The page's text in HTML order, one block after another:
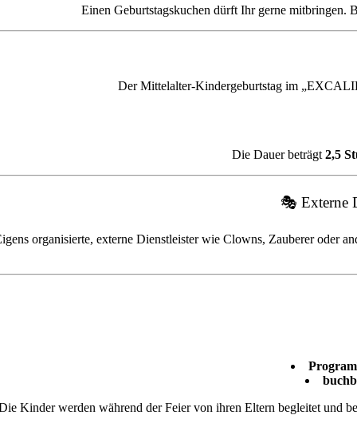
Einen Geburtstagskuchen dürft Ihr gerne mitbringen.
Der Mittelalter-Kindergeburtstag im
Die Dauer beträgt 2,5
🎭 Externe
organisierte, externe Dienstleister wie Clowns, Zauberer oder
Kinder werden während der Feier von ihren Eltern begleitet und